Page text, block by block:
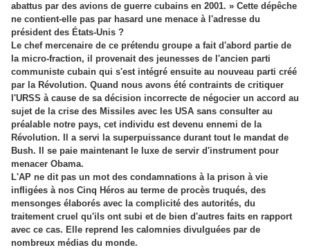
abattus par des avions de guerre cubains en 2001. » Cette dépêche
ne contient-elle pas par hasard une menace à l'adresse du
président des États-Unis ?
Le chef mercenaire de ce prétendu groupe a fait d'abord partie de
la micro-fraction, il provenait des jeunesses de l'ancien parti
communiste cubain qui s'est intégré ensuite au nouveau parti créé
par la Révolution. Quand nous avons été contraints de critiquer
l'URSS à cause de sa décision incorrecte de négocier un accord au
sujet de la crise des Missiles avec les USA sans consulter au
préalable notre pays, cet individu est devenu ennemi de la
Révolution. Il a servi la superpuissance durant tout le mandat de
Bush. Il se paie maintenant le luxe de servir d'instrument pour
menacer Obama.
L'AP ne dit pas un mot des condamnations à la prison à vie
infligées à nos Cinq Héros au terme de procès truqués, des
mensonges élaborés avec la complicité des autorités, du
traitement cruel qu'ils ont subi et de bien d'autres faits en rapport
avec ce cas. Elle reprend les calomnies divulguées par de
nombreux médias du monde.